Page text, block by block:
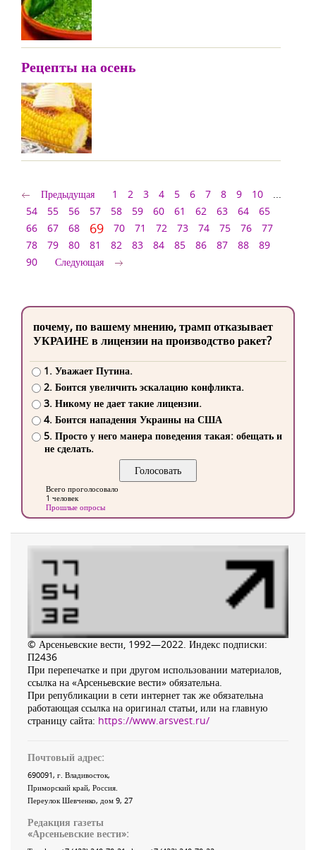
Рецепты на осень
Предыдущая 1 2 3 4 5 6 7 8 9 10
...
54
55 56 57 58 59 60 61 62 63 64
65
66
67 68 69 70 71 72 73 74 75 76
77
78
79 80 81 82 83 84 85 86 87 88
89
90
Следующая
почему, по вашему мнению, трамп отказывает
УКРАИНЕ в лицензии на производство ракет?
1. Уважает Путина.
2. Боится увеличить эскалацию конфликта.
3. Никому не дает такие лицензии.
4. Боится нападения Украины на США
5. Просто у него манера поведения такая: обещать и
не сделать.
Всего проголосовало
1 человек
Прошлые опросы
© Арсеньевские вести, 1992—2022. Индекс подписки:
П2436
При перепечатке и при другом использовании материалов,
ссылка на «Арсеньевские вести» обязательна.
При републикации в сети интернет так же обязательна
работающая ссылка на оригинал статьи, или на главную
страницу сайта: https://www.arsvest.ru/
Почтовый адрес:
690091, г. Владивосток,
Приморский край, Россия
Переулок Шевченко, дом 9, 27
Редакция газеты
«Арсеньевские вести»: